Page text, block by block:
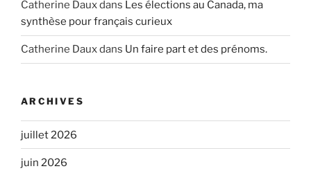
Catherine Dauxdans Les élections au Canada, ma
synthèse pour français curieux
Catherine Dauxdans Un faire part et des prénoms.
ARCHIVES
juillet 2026
juin 2026